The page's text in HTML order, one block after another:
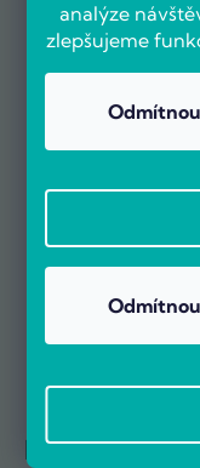
analýze
zlepšujeme
OVĚŘENO
na portálu Heureka.cz.
Zobrazit více než
Recenze
Reference